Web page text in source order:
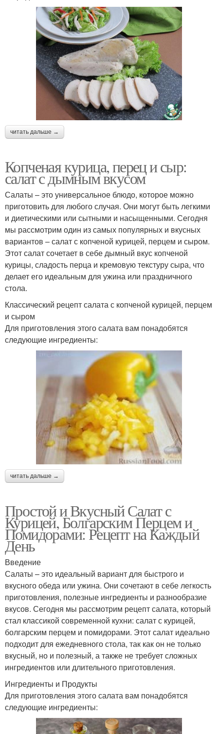
читать дальше →
Копченая курица, перец и сыр:
салат с дымным вкусом
Салаты – это универсальное блюдо, которое можно
приготовить для любого случая. Они могут быть легкими
и диетическими или сытными и насыщенными. Сегодня
мы рассмотрим один из самых популярных и вкусных
вариантов – салат с копченой курицей, перцем и сыром.
Этот салат сочетает в себе дымный вкус копченой
курицы, сладость перца и кремовую текстуру сыра, что
делает его идеальным для ужина или праздничного
стола.
Классический рецепт салата с копченой курицей, перцем
и сыром
Для приготовления этого салата вам понадобятся
следующие ингредиенты:
читать дальше →
Простой и Вкусный Салат с
Курицей, Болгарским Перцем и
Помидорами: Рецепт на Каждый
День
Введение
Салаты – это идеальный вариант для быстрого и
вкусного обеда или ужина. Они сочетают в себе легкость
приготовления, полезные ингредиенты и разнообразие
вкусов. Сегодня мы рассмотрим рецепт салата, который
стал классикой современной кухни: салат с курицей,
болгарским перцем и помидорами. Этот салат идеально
подходит для ежедневного стола, так как он не только
вкусный, но и полезный, а также не требует сложных
ингредиентов или длительного приготовления.
Ингредиенты и Продукты
Для приготовления этого салата вам понадобятся
следующие ингредиенты: